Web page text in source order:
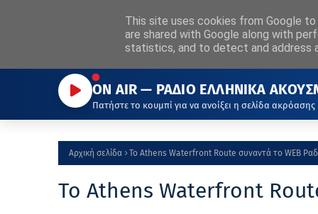
ΕΛΛΗΝΙΚΑΑΚΟΥΣΜΑΤΑ
Η ΦΩΝΗ ΠΟΥ ΜΑΣ ΕΝΩΝΕΙ
ON AIR — ΡΑΔΙΟ ΕΛΛΗΝΙΚΑ
Πατήστε το κουμπί για να ανοίξει η σελίδα
Αρχική σελίδα Το Athens Waterfront Route συναντά το WEB
Το Athens Waterfront
This site uses cookies from Google
are shared with Google along with
statistics, and to detect and address